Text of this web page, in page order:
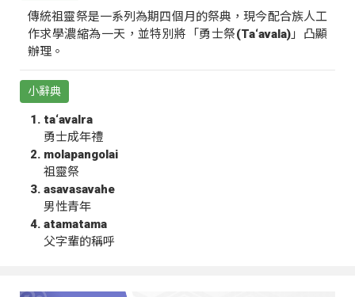
傳統祖靈祭是一系列為期四個月的祭典，現今配合族人工
作求學濃縮為一天，並特別將「勇士祭(Ta‘avala)」凸顯
辦理。
小辭典
ta‘avalra
勇士成年禮
molapangolai
祖靈祭
asavasavahe
男性青年
atamatama
父字輩的稱呼